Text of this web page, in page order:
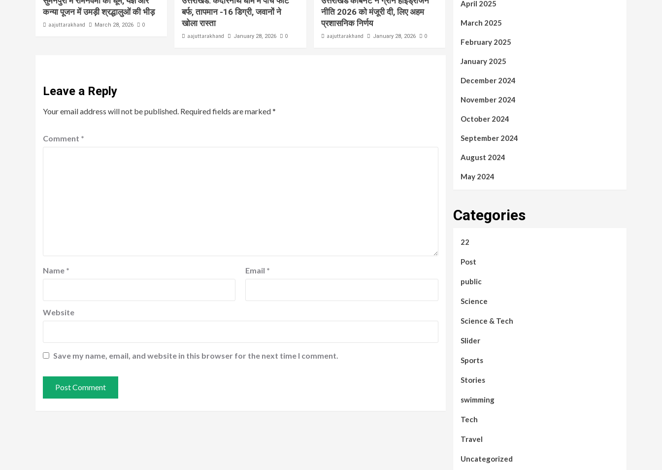
कन्या पूजन में उमड़ी श्रद्धालुओं की भीड़
aajuttarakhand March 28, 2026 0
बर्फ, तापमान -16 डिग्री, जवानों ने
खोला रास्ता
aajuttarakhand January 28, 2026 0
नीति 2026 को मंजूरी दी, लिए अहम
प्रशासनिक निर्णय
aajuttarakhand January 28, 2026 0
Leave a Reply
Your email address will not be published. Required fields are marked*
Comment *
Name * Email *
Website
Save my name, email, and website in this browser for the next time I comment.
April 2025
March 2025
February 2025
January 2025
December 2024
November 2024
October 2024
September 2024
August 2024
May 2024
Categories
22
Post
public
Science
Science & Tech
Slider
Sports
Stories
swimming
Tech
Travel
Uncategorized